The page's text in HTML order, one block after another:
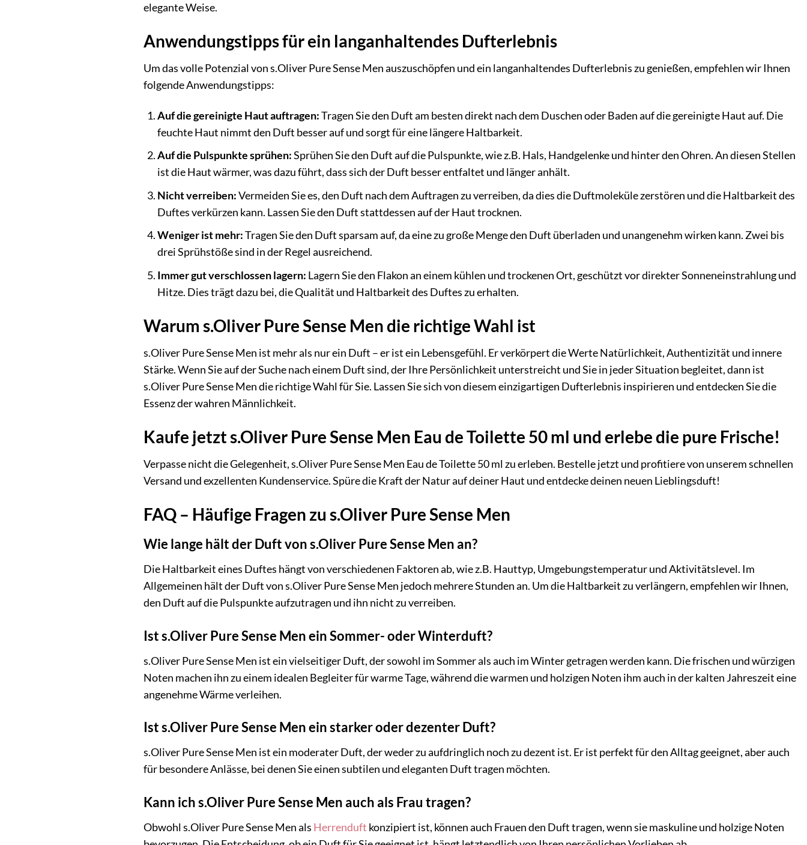
elegante Weise.
Anwendungstipps für ein langanhaltendes Dufterlebnis
Um das volle Potenzial von s.Oliver Pure Sense Men auszuschöpfen und ein langanhaltendes Dufterlebnis zu genießen, empfehlen wir Ihnen
folgende Anwendungstipps:
Auf die gereinigte Haut auftragen:Tragen Sie den Duft am besten direkt nach dem Duschen oder Baden auf die gereinigte Haut auf. Die
feuchte Haut nimmt den Duft besser auf und sorgt für eine längere Haltbarkeit.
Auf die Pulspunkte sprühen:Sprühen Sie den Duft auf die Pulspunkte, wie z.B. Hals, Handgelenke und hinter den Ohren. An diesen Stellen
ist die Haut wärmer, was dazu führt, dass sich der Duft besser entfaltet und länger anhält.
Nicht verreiben:Vermeiden Sie es, den Duft nach dem Auftragen zu verreiben, da dies die Duftmoleküle zerstören und die Haltbarkeit des
Duftes verkürzen kann. Lassen Sie den Duft stattdessen auf der Haut trocknen.
Weniger ist mehr:Tragen Sie den Duft sparsam auf, da eine zu große Menge den Duft überladen und unangenehm wirken kann. Zwei bis
drei Sprühstöße sind in der Regel ausreichend.
Immer gut verschlossen lagern: Lagern Sie den Flakon an einem kühlen und trockenen Ort, geschützt vor direkter Sonneneinstrahlung und
Hitze. Dies trägt dazu bei, die Qualität und Haltbarkeit des Duftes zu erhalten.
Warum s.Oliver Pure Sense Men die richtige Wahl ist
s.Oliver Pure Sense Men ist mehr als nur ein Duft – er ist ein Lebensgefühl. Er verkörpert die Werte Natürlichkeit, Authentizität und innere
Stärke. Wenn Sie auf der Suche nach einem Duft sind, der Ihre Persönlichkeit unterstreicht und Sie in jeder Situation begleitet, dann ist
s.Oliver Pure Sense Men die richtige Wahl für Sie. Lassen Sie sich von diesem einzigartigen Dufterlebnis inspirieren und entdecken Sie die
Essenz der wahren Männlichkeit.
Kaufe jetzt s.Oliver Pure Sense Men Eau de Toilette 50 ml und erlebe die pure Frische!
Verpasse nicht die Gelegenheit, s.Oliver Pure Sense Men Eau de Toilette 50 ml zu erleben. Bestelle jetzt und profitiere von unserem schnellen
Versand und exzellenten Kundenservice. Spüre die Kraft der Natur auf deiner Haut und entdecke deinen neuen Lieblingsduft!
FAQ – Häufige Fragen zu s.Oliver Pure Sense Men
Wie lange hält der Duft von s.Oliver Pure Sense Men an?
Die Haltbarkeit eines Duftes hängt von verschiedenen Faktoren ab, wie z.B. Hauttyp, Umgebungstemperatur und Aktivitätslevel. Im
Allgemeinen hält der Duft von s.Oliver Pure Sense Men jedoch mehrere Stunden an. Um die Haltbarkeit zu verlängern, empfehlen wir Ihnen,
den Duft auf die Pulspunkte aufzutragen und ihn nicht zu verreiben.
Ist s.Oliver Pure Sense Men ein Sommer- oder Winterduft?
s.Oliver Pure Sense Men ist ein vielseitiger Duft, der sowohl im Sommer als auch im Winter getragen werden kann. Die frischen und würzigen
Noten machen ihn zu einem idealen Begleiter für warme Tage, während die warmen und holzigen Noten ihm auch in der kalten Jahreszeit eine
angenehme Wärme verleihen.
Ist s.Oliver Pure Sense Men ein starker oder dezenter Duft?
s.Oliver Pure Sense Men ist ein moderater Duft, der weder zu aufdringlich noch zu dezent ist. Er ist perfekt für den Alltag geeignet, aber auch
für besondere Anlässe, bei denen Sie einen subtilen und eleganten Duft tragen möchten.
Kann ich s.Oliver Pure Sense Men auch als Frau tragen?
Obwohl s.Oliver Pure Sense Men als Herrenduft konzipiert ist, können auch Frauen den Duft tragen, wenn sie maskuline und holzige Noten